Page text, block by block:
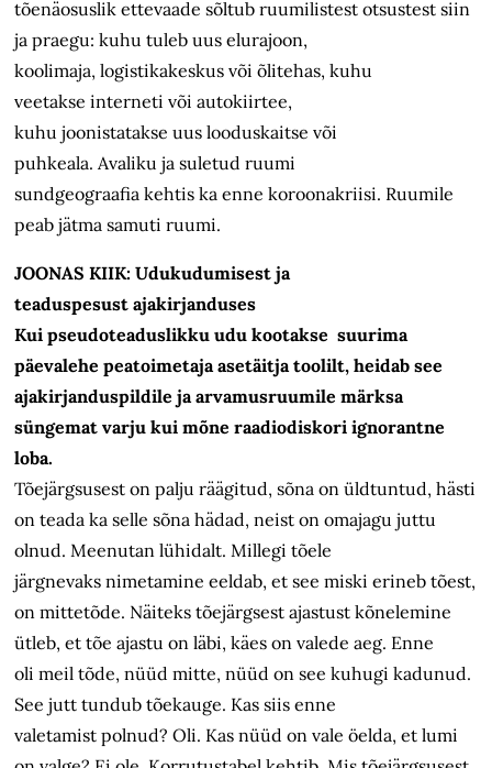
tõenäosuslik ettevaade sõltub ruumilistest otsustest siin
ja praegu: kuhu tuleb uus elurajoon,
koolimaja, logistikakeskus või õlitehas, kuhu
veetakse interneti või autokiirtee,
kuhu joonistatakse uus looduskaitse või
puhkeala. Avaliku ja suletud ruumi
sundgeograafia kehtis ka enne koroonakriisi. Ruumile
peab jätma samuti ruumi.
JOONAS KIIK: Udukudumisest ja
teaduspesust ajakirjanduses
Kui pseudoteaduslikku udu kootakse suurima
päevalehe peatoimetaja asetäitja toolilt, heidab see
ajakirjanduspildile ja arvamusruumile märksa
süngemat varju kui mõne raadiodiskori ignorantne
loba.
Tõejärgsusest on palju räägitud, sõna on üldtuntud, hästi
on teada ka selle sõna hädad, neist on omajagu juttu
olnud. Meenutan lühidalt. Millegi tõele
järgnevaks nimetamine eeldab, et see miski erineb tõest,
on mittetõde. Näiteks tõejärgsest ajastust kõnelemine
ütleb, et tõe ajastu on läbi, käes on valede aeg. Enne
oli meil tõde, nüüd mitte, nüüd on see kuhugi kadunud.
See jutt tundub tõekauge. Kas siis enne
valetamist polnud? Oli. Kas nüüd on vale öelda, et lumi